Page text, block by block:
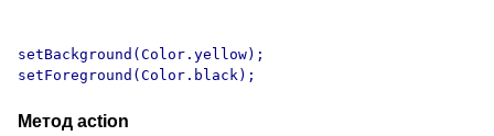
setBackground(Color.yellow);
Метод action